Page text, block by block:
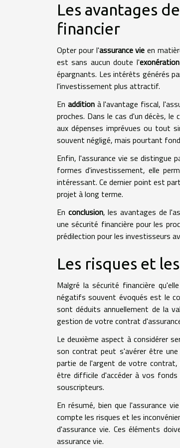
Les avantages
financier
Opter pour l'assurance vie en
est sans aucun doute l'
épargnants. Les intérêts générés
l'investissement plus attractif.
En additionà l'avantage fiscal,
proches. Dans le cas d'un décès,
aux dépenses imprévues ou tout
souvent négligé, mais pourtant
Enfin, l'assurance vie se distingue
formes d'investissement, elle
intéressant. Ce dernier point est
projet à long terme.
En conclusion, les avantages de
une sécurité financière pour les
prédilection pour les investisseurs
Les risques et
Malgré la sécurité financière
négatifs souvent évoqués est le
sont déduits annuellement de la
gestion de votre contrat
Le deuxième aspect à considérer
son contrat peut s'avérer être une
partie de l'argent de votre contrat,
être difficile d'accéder à vos
souscripteurs.
En résumé, bien que l'assurance
compte les risques et les
d'assurance vie. Ces éléments
assurance vie.